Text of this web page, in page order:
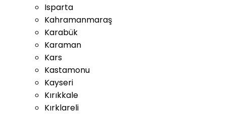
Isparta
Kahramanmaraş
Karabük
Karaman
Kars
Kastamonu
Kayseri
Kırıkkale
Kırklareli